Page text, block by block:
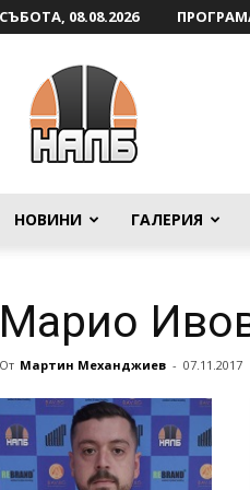
СЪБОТА, 08.08.2026
НОВИНИ ГАЛЕРИЯ
Марио
От Мартин Механджиев - 07.11.2017